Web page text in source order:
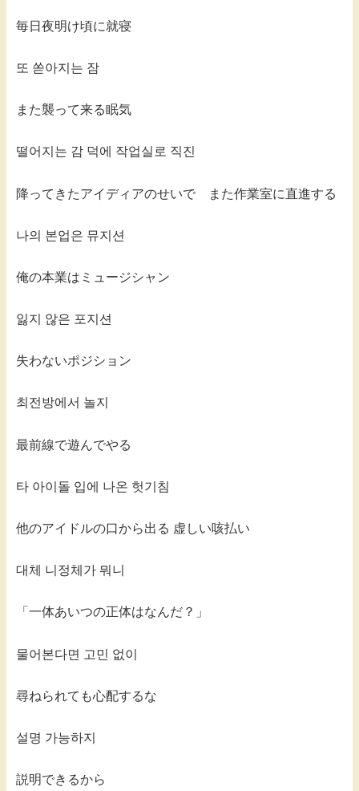
毎日夜明け頃に就寝
또 쏟아지는 잠
また襲って来る眠気
떨어지는 감 덕에 작업실로 직진
降ってきたアイディアのせいで また作業室に直進する
나의 본업은 뮤지션
俺の本業はミュージシャン
잃지 않은 포지션
失わないポジション
최전방에서 놀지
最前線で遊んでやる
타 아이돌 입에 나온 헛기침
他のアイドルの口から出る 虚しい咳払い
대체 니정체가 뭐니
「一体あいつの正体はなんだ？」
물어본다면 고민 없이
尋ねられても心配するな
설명 가능하지
説明できるから